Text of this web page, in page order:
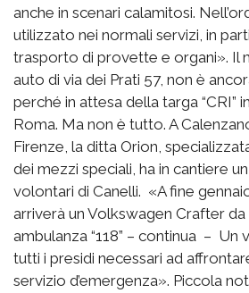
anche in scenari calamitosi.
utilizzato nei normali servizi, in
trasporto di provette e organi». Il
auto di via dei Prati 57, non è
perché in attesa della targa “CRI”
Roma. Ma non è tutto. A
Firenze, la ditta Orion,
dei mezzi speciali, ha in cantiere
volontari di Canelli. «A fine
arriverà un Volkswagen Crafter
ambulanza “118” – continua –
tutti i presidi necessari ad
servizio d’emergenza». Piccola